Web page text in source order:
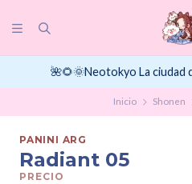
🌺🌻🌞Neotokyo La ciudad
Inicio Shonen
PANINI ARG
Radiant 05
PRECIO